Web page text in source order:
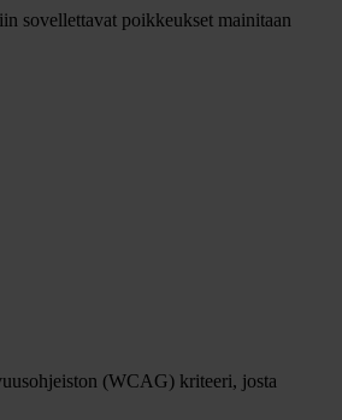
sovellettavat poikkeukset mainitaan
(WCAG) kriteeri, josta